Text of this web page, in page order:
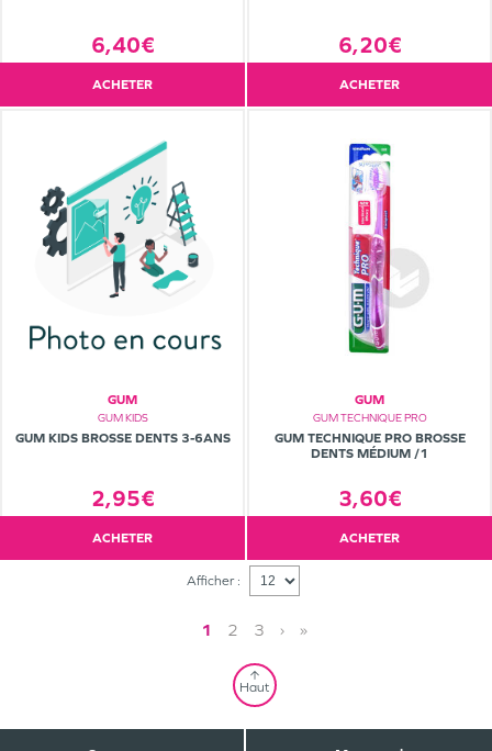
6,40€
ACHETER
6,20€
ACHETER
GUM
GUM KIDS
GUM KIDS BROSSE DENTS 3-6ANS
2,95€
ACHETER
GUM
GUM TECHNIQUE PRO
GUM TECHNIQUE PRO BROSSE
DENTS MÉDIUM /1
3,60€
ACHETER
Afficher :
1 2 3 › »
Haut